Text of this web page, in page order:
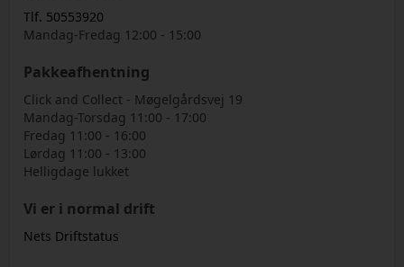
Tlf. 50553920
Mandag-Fredag 12:00 - 15:00
Pakkeafhentning
Click and Collect - Møgelgårdsvej 19
Mandag-Torsdag 11:00 - 17:00
Fredag 11:00 - 16:00
Lørdag 11:00 - 13:00
Helligdage lukket
Vi er i normal drift
Nets Driftstatus